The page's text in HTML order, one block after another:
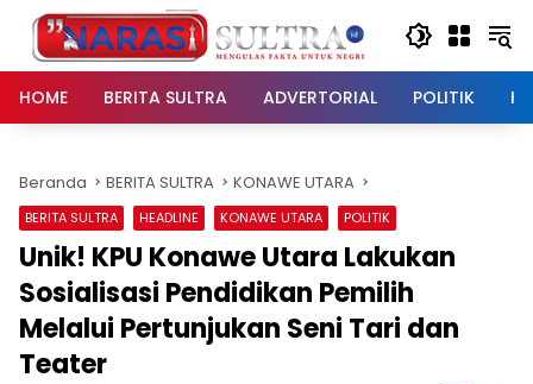
Langsung
konten
HOME
BERITA SULTRA ADVERTORIAL POLITIK
Beranda BERITA SULTRA KONAWE UTARA
BERITA SULTRA HEADLINE KONAWE UTARA POLITIK
Unik! KPU Konawe Utara Lakukan
Sosialisasi Pendidikan Pemilih
Melalui Pertunjukan Seni Tari dan
Teater